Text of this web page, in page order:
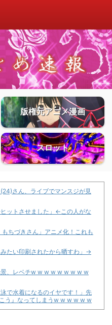
版権元アニメ漫画
スロット
さん、ライブでマンスジが見
ットさせました」←この人がな
もちづきさん」アニメ化！これも
みたい印刷されたから晒すわ」→
景、レベチw w w w w w w w w
で水着になるのイヤです！」先
う』なってしまうw w w w w w